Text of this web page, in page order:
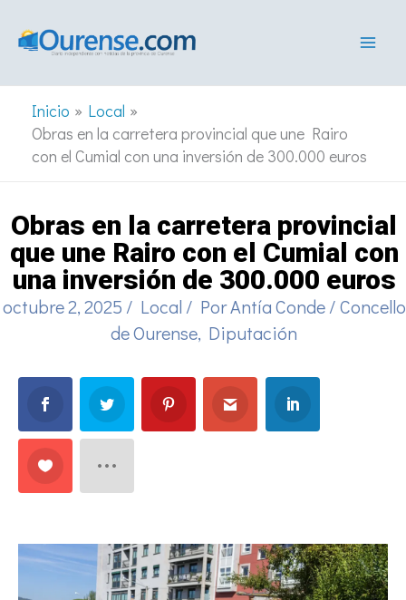
Inicio
Local
Obras en la carretera provincial que une Rairo
con el Cumial con una inversión de 300.000 euros
Obras en la carretera provincial
que une Rairo con el Cumial con
una inversión de 300.000 euros
octubre 2, 2025 / Local / PorAntía Conde/Concello
de Ourense, Diputación